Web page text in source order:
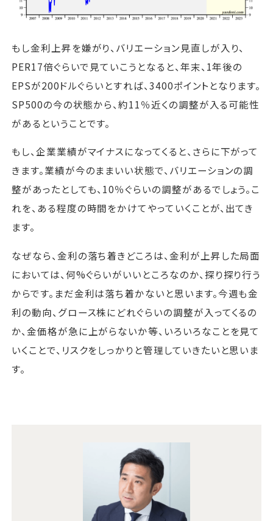
もし金利上昇を嫌がり、バリエーション見直しが入り、
PER17倍ぐらいで見ていこうとなると、年末、1年後の
EPSが200ドルぐらいとすれば、3400ポイントとなります。
SP500の今の状態から、約11％近くの調整が入る可能性
があるということです。
もし、企業業績がマイナスになってくると、さらに下がって
きます。業績が今のままいい状態で、バリエーションの調
整があったとしても、10％ぐらいの調整があるでしょう。こ
れを、ある程度の時間をかけてやっていくことが、出てき
ます。
なぜなら、金利の落ち着きどころは、金利が上昇した局面
においては、何%ぐらいがいいところなのか、探り探り行う
からです。まだ金利は落ち着かないと思います。今週も金
利の動向、グロース株にどれぐらいの調整が入ってくるの
か、金価格が急に上がらないか等、いろいろなことを見て
いくことで、リスクをしっかりと管理していきたいと思いま
す。